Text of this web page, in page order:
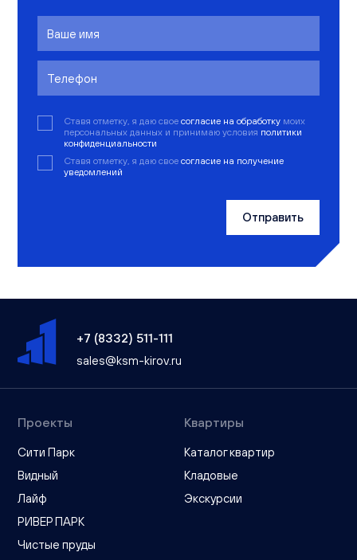
Ставя отметку, я даю свое согласие на обработку моих
персональных данных и принимаю условия политики
конфиденциальности
Ставя отметку, я даю свое согласие на получение
уведомлений
Отправить
+7 (8332) 511-111
sales@ksm-kirov.ru
Проекты
Сити Парк
Видный
Лайф
РИВЕР ПАРК
Чистые пруды
Квартиры
Каталог квартир
Кладовые
Экскурсии